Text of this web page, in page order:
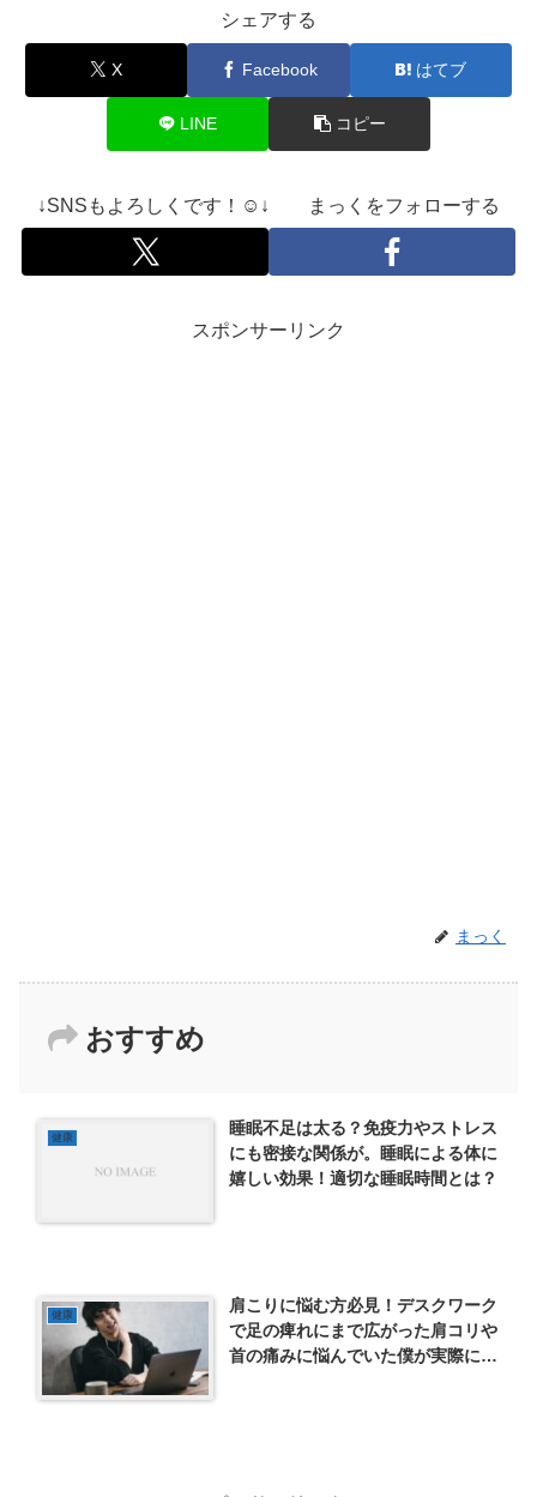
シェアする
X Facebook はてブ
LINE コピー
↓SNSもよろしくです！☺️↓ まっくをフォローする
スポンサーリンク
まっく
おすすめ
健康
睡眠不足は太る？免疫力やストレス
にも密接な関係が。睡眠による体に
嬉しい効果！適切な睡眠時間とは？
健康
肩こりに悩む方必見！デスクワーク
で足の痺れにまで広がった肩コリや
首の痛みに悩んでいた僕が実際に試